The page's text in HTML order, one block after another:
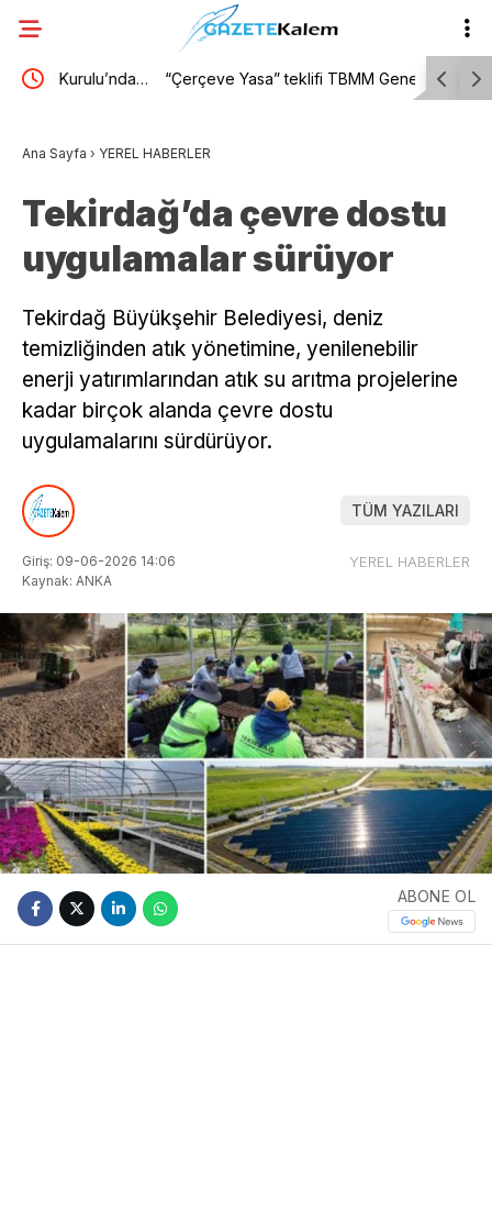
“Çerçeve Yasa” teklifi TBMM Genel Kurulu’nda…
Ana Sayfa › YEREL HABERLER
Tekirdağ’da çevre dostu
uygulamalar sürüyor
Tekirdağ Büyükşehir Belediyesi, deniz
temizliğinden atık yönetimine, yenilenebilir
enerji yatırımlarından atık su arıtma projelerine
kadar birçok alanda çevre dostu
uygulamalarını sürdürüyor.
TÜM YAZILARI
Giriş: 09-06-2026 14:06
Kaynak: ANKA
YEREL HABERLER
ABONE OL